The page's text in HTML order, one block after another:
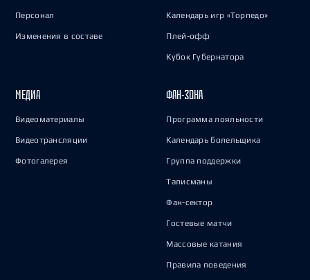
Персонал
Изменения в составе
Календарь игр «Торпедо»
Плей-офф
Кубок Губернатора
МЕДИА
Видеоматериалы
Видеотрансляции
Фотогалерея
ФАН-ЗОНА
Программа лояльности
Календарь болельщика
Группа поддержки
Талисманы
Фан-сектор
Гостевые матчи
Массовые катания
Правила поведения